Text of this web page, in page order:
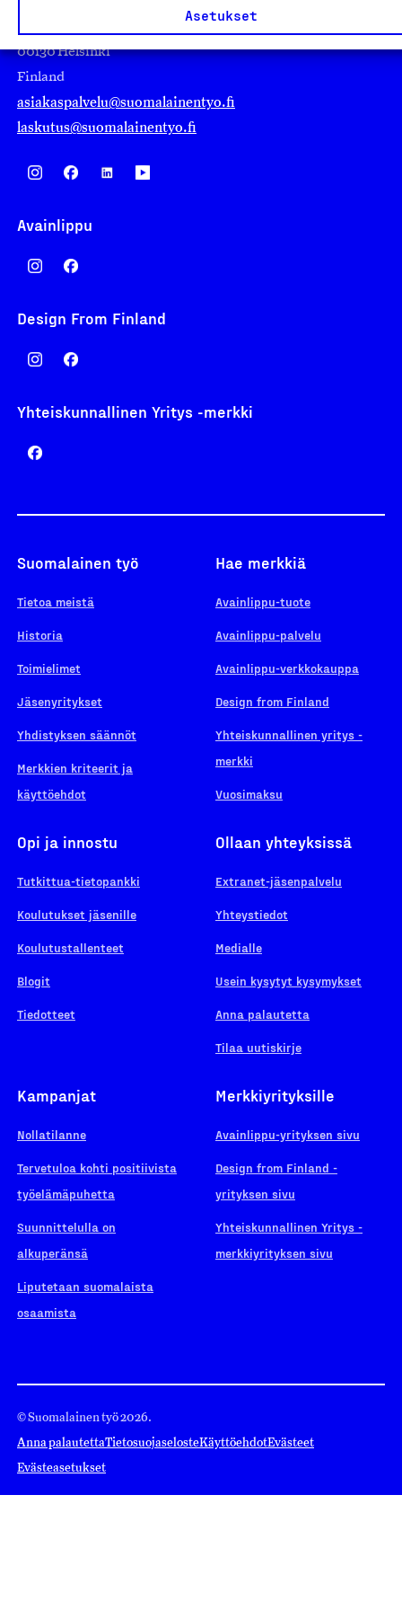
Asetukset
00130 Helsinki
Finland
asiakaspalvelu@suomalainentyo.fi
laskutus@suomalainentyo.fi
Avainlippu
Design From Finland
Yhteiskunnallinen Yritys -merkki
Suomalainen työ
Tietoa meistä
Historia
Toimielimet
Jäsenyritykset
Yhdistyksen säännöt
Merkkien kriteerit ja
käyttöehdot
Hae merkkiä
Avainlippu-tuote
Avainlippu-palvelu
Avainlippu-verkkokauppa
Design from Finland
Yhteiskunnallinen yritys -
merkki
Vuosimaksu
Opi ja innostu
Tutkittua-tietopankki
Koulutukset jäsenille
Koulutustallenteet
Blogit
Tiedotteet
Ollaan yhteyksissä
Extranet-jäsenpalvelu
Yhteystiedot
Medialle
Usein kysytyt kysymykset
Anna palautetta
Tilaa uutiskirje
Kampanjat
Nollatilanne
Tervetuloa kohti positiivista
työelämäpuhetta
Suunnittelulla on
alkuperänsä
Liputetaan suomalaista
osaamista
Merkkiyrityksille
Avainlippu-yrityksen sivu
Design from Finland -
yrityksen sivu
Yhteiskunnallinen Yritys -
merkkiyrityksen sivu
© Suomalainen työ 2026.
Anna palautettaTietosuojaselosteKäyttöehdotEvästeet
Evästeasetukset